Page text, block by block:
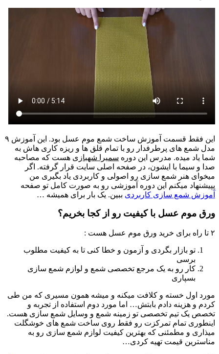
این فقط قسمت آموزش ساخت شمع موم عسل بود. این آموزش ۹
مدل شمع های پرطرفدار رو با تمام قلق ها و ریزه کاری هاش به
شما یاد میده. مدرس این دوره سمیرا شهبازی هست که مصاحبه
صدا و سیما با ایشون، در صفحه اصلی سایت قرار گرفته. اگر
میخوای هنر شمع سازی رو اصولی و کاربردی یاد بگیری من
پپیشنهاد میکنم این دوره آموزشی رو به صورت کامل تو صفحه
آموزش شمع سازی کاربردی ببین. یک بار برای همیشه …
ورق موم عسل با کیفیت رو از کجا بخریم؟
۲ تا راه برای خرید ورق موم عسل هست :
تو بازار بگردی و آزمون و خطا کنی تا به کیفیت مطلوب
برسی
کار رو به یک مرجع تخصصی شمع و لوازم شمع سازی
بسپاری
مورد اول خسته و کلافت میکنه و میشه همون مسیری که من طی
کردم و هزینه دادم بابتش… اما مورد دوم استفاده از تجربه و
تخصص یک تیم تخصصی تو زمینه شمع و وسایل شمع سازی هست.
اینطوری تمام تمرکزت رو فقط روی ساخت شمع های خوشگلت
میذاری و مطمئنی که بهترین کیفیت لوازم شمع سازی رو به
مناسترین قیمت تهیه کردی…